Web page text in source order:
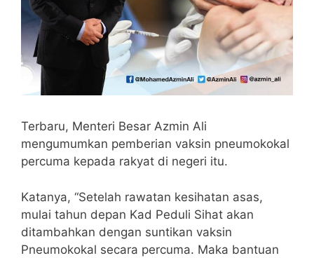
Terbaru, Menteri Besar Azmin Ali
mengumumkan pemberian vaksin pneumokokal
percuma kepada rakyat di negeri itu.
Katanya, “Setelah rawatan kesihatan asas,
mulai tahun depan Kad Peduli Sihat akan
ditambahkan dengan suntikan vaksin
Pneumokokal secara percuma. Maka bantuan